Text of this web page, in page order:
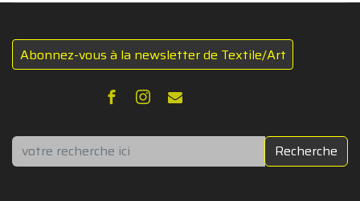
Abonnez-vous à la newsletter de Textile/Art
Rechercher Recherche